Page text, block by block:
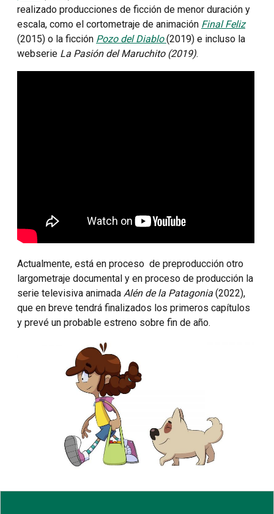
realizado producciones de ficción de menor duración y
escala, como el cortometraje de animación Final Feliz
(2015) o la ficción Pozo del Diablo (2019) e incluso la
webserie La Pasión del Maruchito (2019).
Actualmente, está en proceso de preproducción otro
largometraje documental y en proceso de producción la
serie televisiva animada Alén de la Patagonia (2022),
que en breve tendrá finalizados los primeros capítulos
y prevé un probable estreno sobre fin de año.